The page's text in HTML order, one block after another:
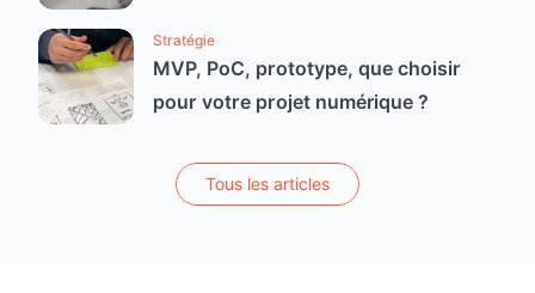
Stratégie
MVP, PoC, prototype, que choisir
pour votre projet numérique ?
Tous les articles